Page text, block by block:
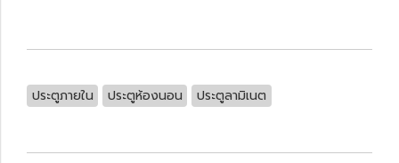
ประตูภายใน ประตูห้องนอน ประตูลามิเนต